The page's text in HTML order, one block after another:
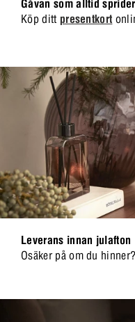
Gåvan som alltid
Köp ditt presentkort
Leverans innan julafton
Osäker på om du